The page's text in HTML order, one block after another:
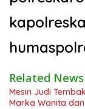
Related News
Mesin Judi
Marka Wanita